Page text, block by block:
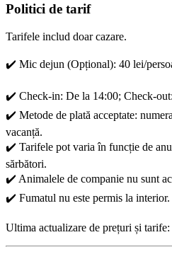
Politici de tarif
Tarifele includ doar cazare.
✔️ Mic dejun (Opțional): 40 lei/
✔️ Check-in: De la 14:00; Check-
✔️ Metode de plată acceptate:
vacanță.
✔️ Tarifele pot varia în funcție de
sărbători.
✔️ Animalele de companie nu sunt
✔️ Fumatul nu este permis la interior.
Ultima actualizare de prețuri și